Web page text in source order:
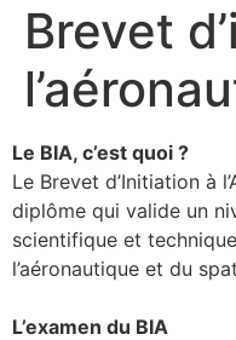
Brevet
Le BIA, c’est quoi ?
Le Brevet d’Initiation à
diplôme qui valide un
scientifique et
l’aéronautique et du
L’examen du BIA